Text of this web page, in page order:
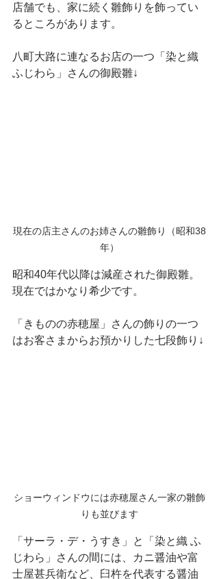
店舗でも、家に続く雛飾りを飾ってい
るところがあります。
八町大路に連なるお店の一つ「染と織
ふじわら」さんの御殿雛↓
現在の店主さんのお姉さんの雛飾り（昭和38
年）
昭和40年代以降は減産された御殿雛。
現在ではかなり希少です。
「きものの赤穂屋」さんの飾りの一つ
はお客さまからお預かりした七段飾り↓
ショーウィンドウには赤穂屋さん一家の雛飾
りも並びます
「サーラ・デ・うすき」と「染と織 ふ
じわら」さんの間には、カニ醤油や富
士屋甚兵衛など、臼杵を代表する醤油